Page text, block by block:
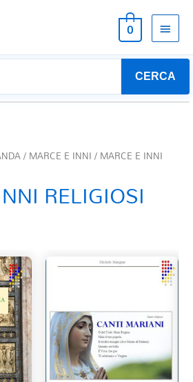
0
CERCA
/ MARCE E INNI / MARCE E INNI
RELIGIOSI